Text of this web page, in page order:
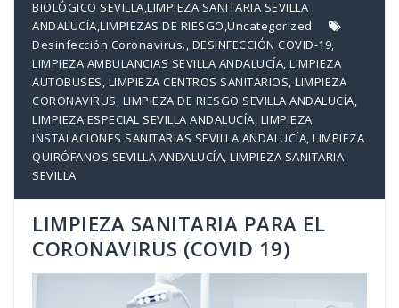
BIOLÓGICO SEVILLA,LIMPIEZA SANITARIA SEVILLA
ANDALUCÍA,LIMPIEZAS DE RIESGO,Uncategorized
Desinfección Coronavirus., DESINFECCIÓN COVID-19,
LIMPIEZA AMBULANCIAS SEVILLA ANDALUCÍA, LIMPIEZA
AUTOBUSES, LIMPIEZA CENTROS SANITARIOS, LIMPIEZA
CORONAVIRUS, LIMPIEZA DE RIESGO SEVILLA ANDALUCÍA,
LIMPIEZA ESPECIAL SEVILLA ANDALUCÍA, LIMPIEZA
INSTALACIONES SANITARIAS SEVILLA ANDALUCÍA, LIMPIEZA
QUIRÓFANOS SEVILLA ANDALUCÍA, LIMPIEZA SANITARIA
SEVILLA
LIMPIEZA SANITARIA PARA EL
CORONAVIRUS (COVID 19)